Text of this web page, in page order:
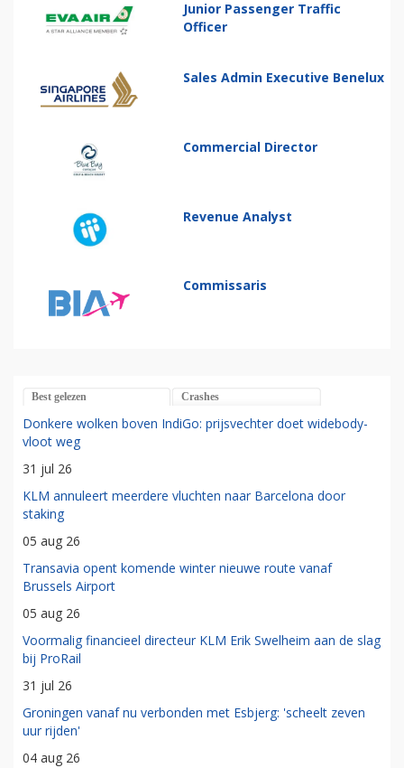
Junior Passenger Traffic
Officer
Sales Admin Executive Benelux
Commercial Director
Revenue Analyst
Commissaris
Best gelezen Crashes
Donkere wolken boven IndiGo: prijsvechter doet widebody-
vloot weg
31 jul 26
KLM annuleert meerdere vluchten naar Barcelona door
staking
05 aug 26
Transavia opent komende winter nieuwe route vanaf
Brussels Airport
05 aug 26
Voormalig financieel directeur KLM Erik Swelheim aan de slag
bij ProRail
31 jul 26
Groningen vanaf nu verbonden met Esbjerg: 'scheelt zeven
uur rijden'
04 aug 26